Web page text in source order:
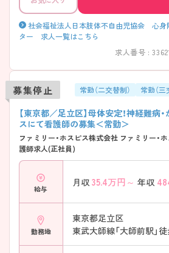
社会福祉法人日本肢体不自由児協会 心身
ター 求人一覧はこちら
求人番号 :
募集停止 常勤（二交替制） 常勤（三
【東京都／足立区】母体安定！神経難病
スにて看護師の募集＜常勤＞
ファミリー・ホスピス株式会社 ファミリー・
護師求人(正社員)
給与
月収 35.4万円～ 年収
勤務地
東京都足立区
東武大師線「大師前駅」